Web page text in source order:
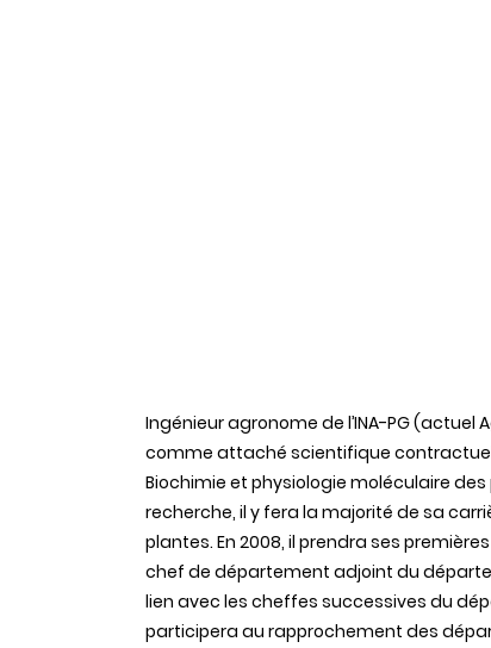
Ingénieur agronome de l’INA-PG (actuel
comme attaché scientifique
Biochimie et physiologie moléculaire
recherche, il y fera la majorité de sa
plantes. En 2008, il prendra ses
chef de département adjoint du
lien avec les cheffes successives du
participera au rapprochement des